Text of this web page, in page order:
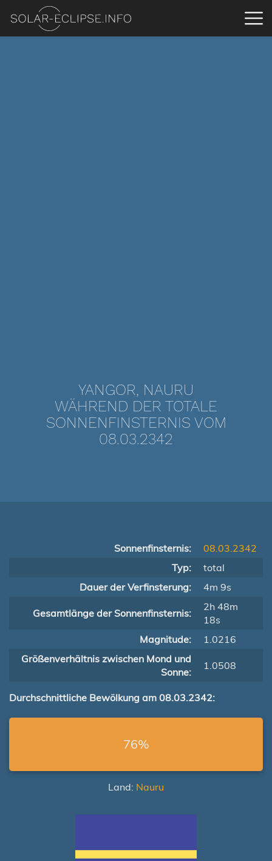
YANGOR, NAURU
WÄHREND DER TOTALE
SONNENFINSTERNIS VOM
08.03.2342
Sonnenfinsternis:
08.03.2342
Typ:
total
Dauer der Verfinsterung:
4m 9s
Gesamtlänge der Sonnenfinsternis:
2h 48m
18s
Magnitude:
1.0216
Größenverhältnis zwischen Mond und
Sonne:
1.0508
Durchschnittliche Bewölkung am 08.03.2342:
76%
Land: Nauru